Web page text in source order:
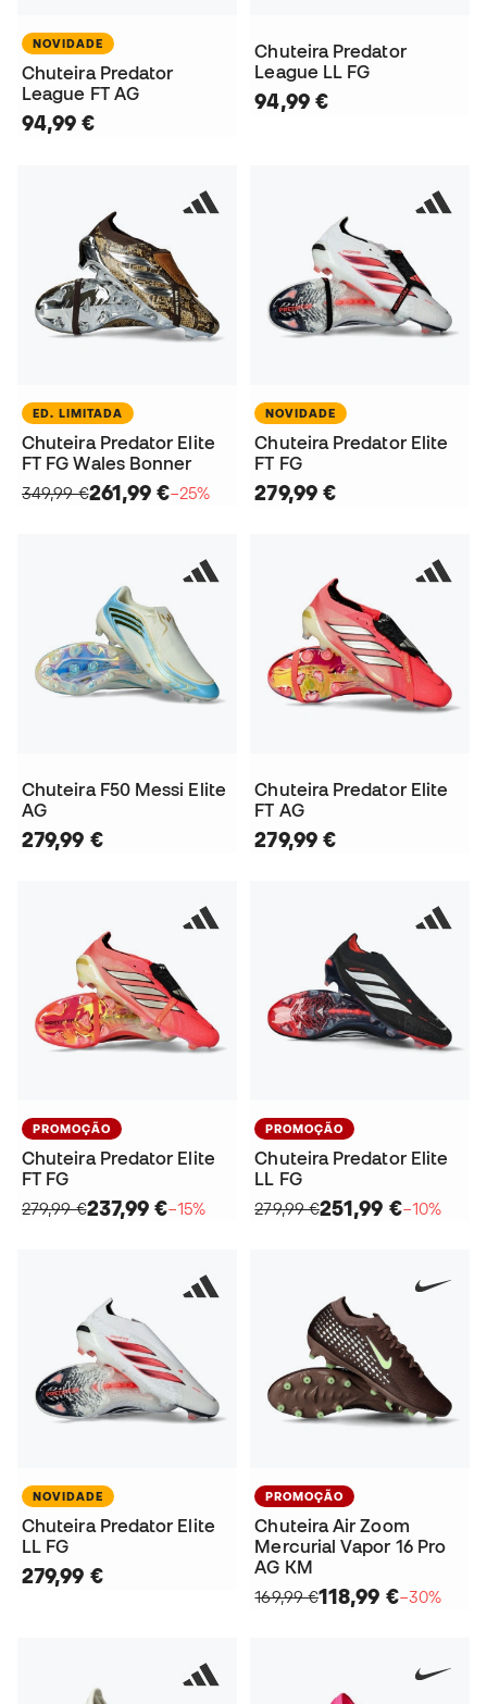
NOVIDADE
Chuteira Predator
League FT AG
94,99 €
Chuteira Predator
League LL FG
94,99 €
ED. LIMITADA
Chuteira Predator Elite
FT FG Wales Bonner
349,99 €261,99 €−25%
NOVIDADE
Chuteira Predator Elite
FT FG
279,99 €
Chuteira F50 Messi Elite
AG
279,99 €
Chuteira Predator Elite
FT AG
279,99 €
PROMOÇÃO
Chuteira Predator Elite
FT FG
279,99 €237,99 €−15%
PROMOÇÃO
Chuteira Predator Elite
LL FG
279,99 €251,99 €−10%
NOVIDADE
Chuteira Predator Elite
LL FG
279,99 €
PROMOÇÃO
Chuteira Air Zoom
Mercurial Vapor 16 Pro
AG KM
169,99 €118,99 €−30%